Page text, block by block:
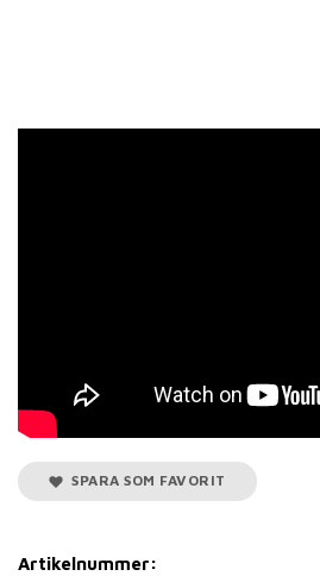
SPARA SOM FAVORIT
Artikelnummer: